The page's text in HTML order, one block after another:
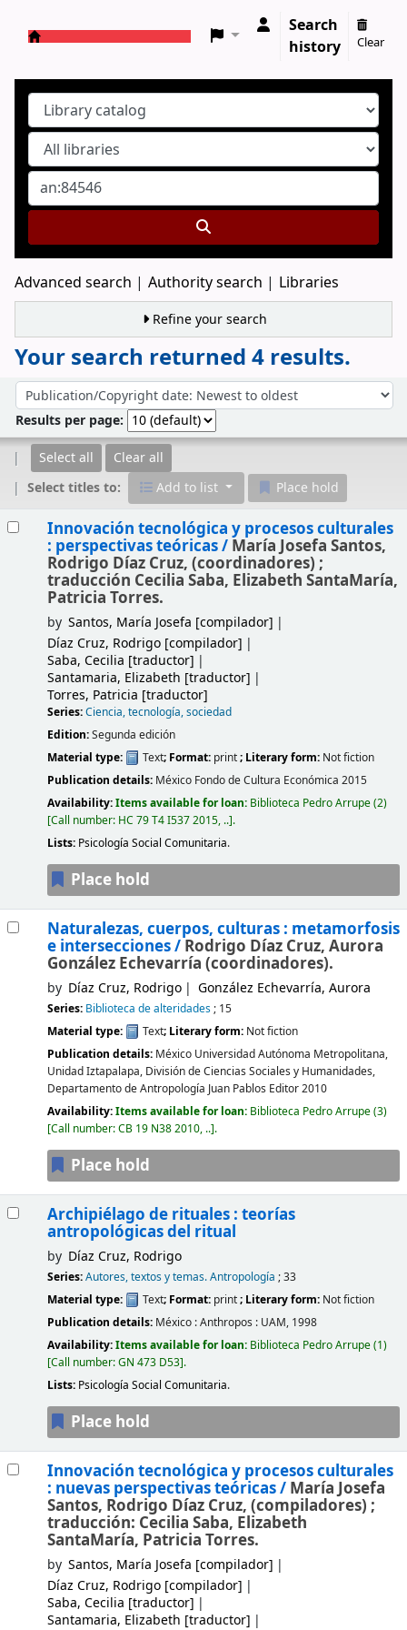
Search
history
Clear
Advanced search Authority search Libraries
Refine your search
Your search returned 4 results.
Sort by:
Results per page:
Select all
Clear all
Select titles to:
Add to list Place hold
Innovación tecnológica y procesos culturales
: perspectivas teóricas / María Josefa Santos,
Rodrigo Díaz Cruz, (coordinadores) ;
traducción Cecilia Saba, Elizabeth SantaMaría,
Patricia Torres.
by Santos, María Josefa [compilador]
Díaz Cruz, Rodrigo[compilador]
Saba, Cecilia [traductor]
Santamaria, Elizabeth [traductor]
Torres, Patricia [traductor]
Series:Ciencia, tecnología, sociedad
Edition:Segunda edición
Material type:
Text; Format: print; Literary form: Not fiction
Publication details: México Fondo de Cultura Económica 2015
Availability:Items available for loan: Biblioteca Pedro Arrupe(2)
Call number: HC 79 T4 I537 2015, .. .
Lists: Psicología Social Comunitaria.
Place hold
Naturalezas, cuerpos, culturas : metamorfosis
e intersecciones / Rodrigo Díaz Cruz, Aurora
González Echevarría (coordinadores).
by Díaz Cruz, Rodrigo González Echevarría, Aurora
Series: Biblioteca de alteridades; 15
Material type:
Text; Literary form: Not fiction
Publication details: México Universidad Autónoma Metropolitana,
Unidad Iztapalapa, División de Ciencias Sociales y Humanidades,
Departamento de Antropología Juan Pablos Editor2010
Availability:Items available for loan: Biblioteca Pedro Arrupe(3)
Call number:CB 19 N38 2010, .. .
Place hold
Archipiélago de rituales : teorías
antropológicas del ritual
by Díaz Cruz, Rodrigo
Series:Autores, textos y temas. Antropología ; 33
Material type:
Text; Format: print; Literary form: Not fiction
Publication details: México :Anthropos : UAM, 1998
Availability:Items available for loan: Biblioteca Pedro Arrupe(1)
Call number:GN 473 D53 .
Lists: Psicología Social Comunitaria.
Place hold
Innovación tecnológica y procesos culturales
: nuevas perspectivas teóricas / María Josefa
Santos, Rodrigo Díaz Cruz, (compiladores) ;
traducción: Cecilia Saba, Elizabeth
SantaMaría, Patricia Torres.
by Santos, María Josefa [compilador]
Díaz Cruz, Rodrigo[compilador]
Saba, Cecilia [traductor]
Santamaria, Elizabeth [traductor]